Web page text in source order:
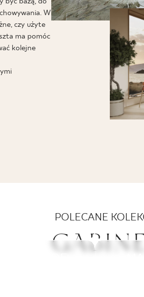
W
czy użyte
ma pomóc
kolejne
POLECANE